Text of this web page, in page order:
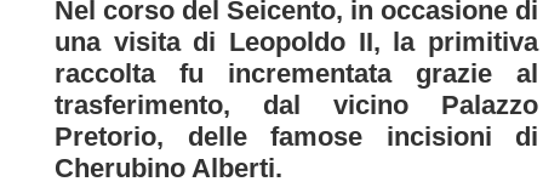
Nel corso del Seicento, in occasione di
una visita di Leopoldo II, la primitiva
raccolta fu incrementata grazie al
trasferimento, dal vicino Palazzo
Pretorio, delle famose incisioni di
Cherubino Alberti.